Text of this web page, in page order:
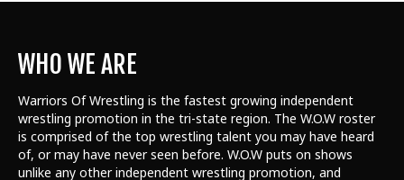
WHO WE ARE
Warriors Of Wrestling is the fastest growing independent
wrestling promotion in the tri-state region. The W.O.W roster
is comprised of the top wrestling talent you may have heard
of, or may have never seen before. W.O.W puts on shows
unlike any other independent wrestling promotion, and